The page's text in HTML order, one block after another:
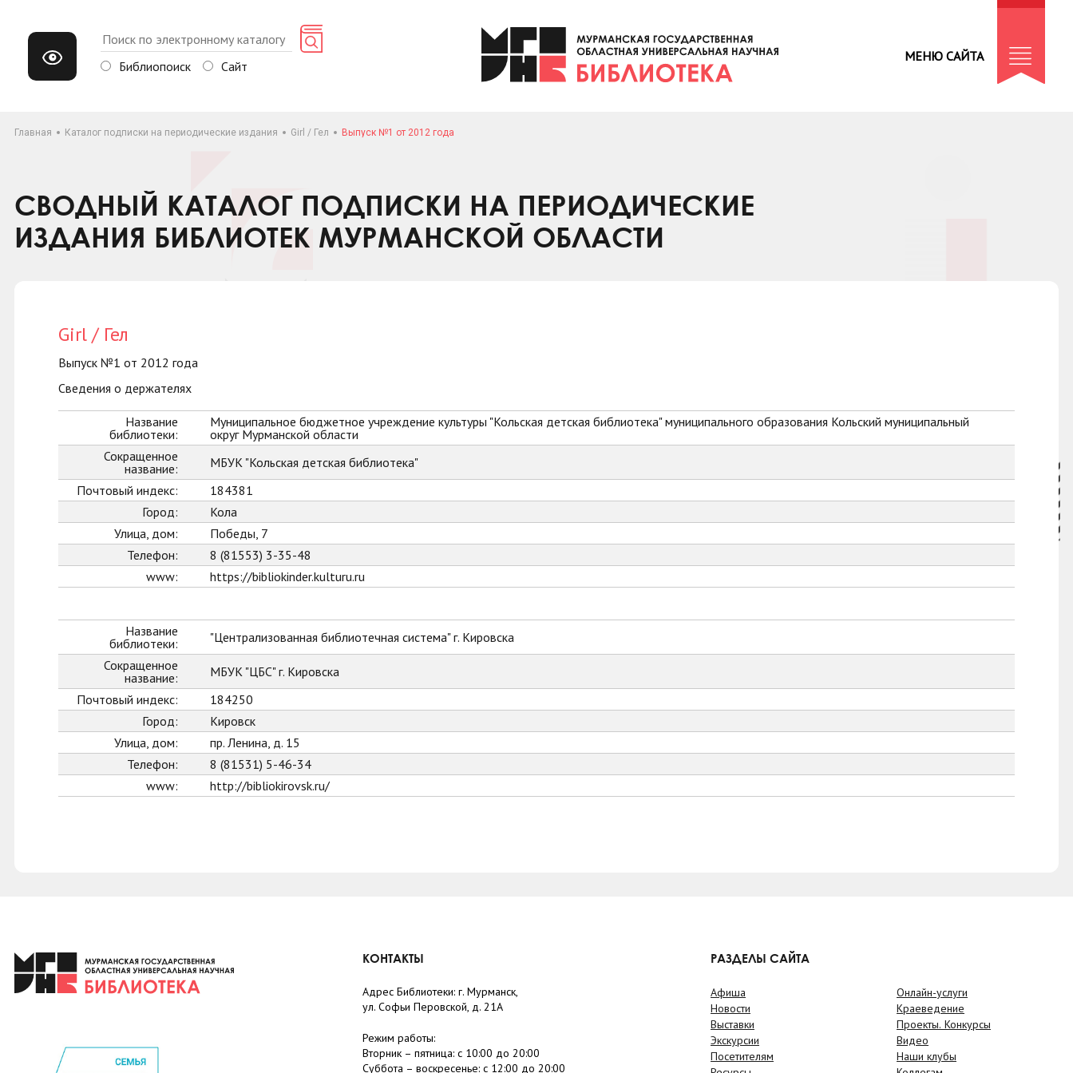
Библиопоиск Сайт
МЕНЮ САЙТА
Главная Каталог подписки на периодические издания Girl / Гел Выпуск №1 от 2012 года
СВОДНЫЙ КАТАЛОГ ПОДПИСКИ НА ПЕРИОДИЧЕСКИЕ
ИЗДАНИЯ БИБЛИОТЕК МУРМАНСКОЙ ОБЛАСТИ
Girl / Гел
Выпуск №1 от 2012 года
Сведения о держателях
Название
библиотеки:
Муниципальное бюджетное учреждение культуры "Кольская детская библиотека" муниципального образования Кольский муниципальный
округ Мурманской области
Сокращенное
название:
МБУК "Кольская детская библиотека"
Почтовый индекс:
184381
Город:
Кола
Улица, дом:
Победы, 7
Телефон:
8 (81553) 3-35-48
www:
https://bibliokinder.kulturu.ru
Название
библиотеки:
"Централизованная библиотечная система" г. Кировска
Сокращенное
название:
МБУК "ЦБС" г. Кировска
Почтовый индекс:
184250
Город:
Кировск
Улица, дом:
пр. Ленина, д. 15
Телефон:
8 (81531) 5-46-34
www:
http://bibliokirovsk.ru/
КОНТАКТЫ
Адрес Библиотеки: г. Мурманск,
ул. Софьи Перовской, д. 21А
Режим работы:
Вторник – пятница: с 10:00 до 20:00
Суббота – воскресенье: c 12:00 до 20:00
РАЗДЕЛЫ САЙТА
Афиша
Новости
Выставки
Экскурсии
Посетителям
Онлайн-услуги
Краеведение
Проекты. Конкурсы
Видео
Наши клубы